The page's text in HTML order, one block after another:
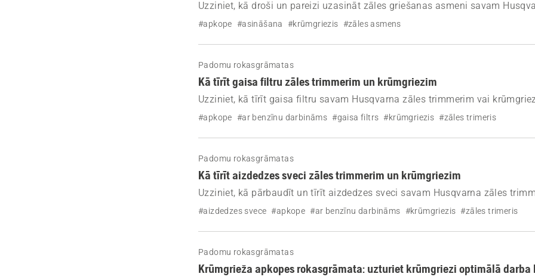
Uzziniet, kā droši un pareizi uzasināt zāles griešanas asmeni savam
krūmgriezim. Izpildiet “soli pa solim” norādījumus un noskatieties video, lai
#apkope #asināšana #krūmgriezis #zāles asmens
Padomu rokasgrāmatas
Kā tīrīt gaisa filtru zāles trimmerim un krūmgriezim
Uzziniet, kā tīrīt gaisa filtru savam Husqvarna zāles trimmerim vai
uzlabotu veiktspēju, samazinātu degvielas patēriņu un novērstu
#apkope #ar benzīnu darbināms #gaisa filtrs #krūmgriezis #zāles trimeris
Padomu rokasgrāmatas
Kā tīrīt aizdedzes sveci zāles trimmerim un krūmgriezim
Uzziniet, kā pārbaudīt un tīrīt aizdedzes sveci savam Husqvarna zāles
krūmgriezim, lai uzlabotu iedarbināšanu, atjaunotu dzinēja veiktspēju un
#aizdedzes svece #apkope #ar benzīnu darbināms #krūmgriezis #zāles trimeris
Padomu rokasgrāmatas
Krūmgrieža apkopes rokasgrāmata: uzturiet krūmgriezi optimālā